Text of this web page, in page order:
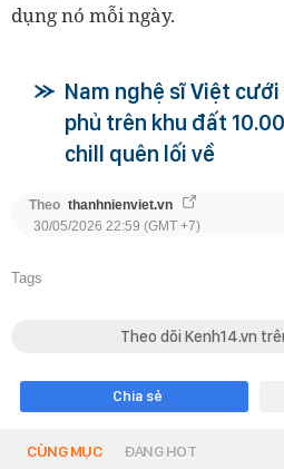
dụng nó mỗi ngày.
Nam nghệ sĩ Việt
phủ trên khu đất
chill quên lối về
Theo thanhnienviet.vn
30/05/2026 22:59 (GMT +7)
Tags
Theo dõi Kenh14.vn
Chia sẻ
CÙNG MỤC ĐANG HOT